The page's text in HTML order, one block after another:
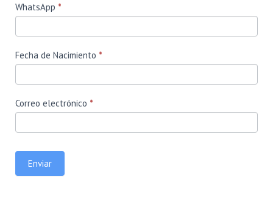
WhatsApp *
Fecha de Nacimiento *
Correo electrónico *
Enviar